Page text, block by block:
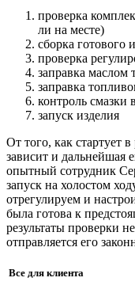
проверка
ли на месте)
сборка готового
проверка
заправка маслом
заправка
контроль смазки
запуск изделия
От того, как стартует
зависит и дальнейшая
опытный сотрудник
запуск на холостом
отрегулируем и
была готова к
результаты проверки
отправляется его
Все для клиента